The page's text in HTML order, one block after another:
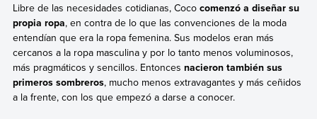
Libre de las necesidades cotidianas, Coco comenzó a diseñar su
propia ropa, en contra de lo que las convenciones de la moda
entendían que era la ropa femenina. Sus modelos eran más
cercanos a la ropa masculina y por lo tanto menos voluminosos,
más pragmáticos y sencillos. Entonces nacieron también sus
primeros sombreros, mucho menos extravagantes y más ceñidos
a la frente, con los que empezó a darse a conocer.